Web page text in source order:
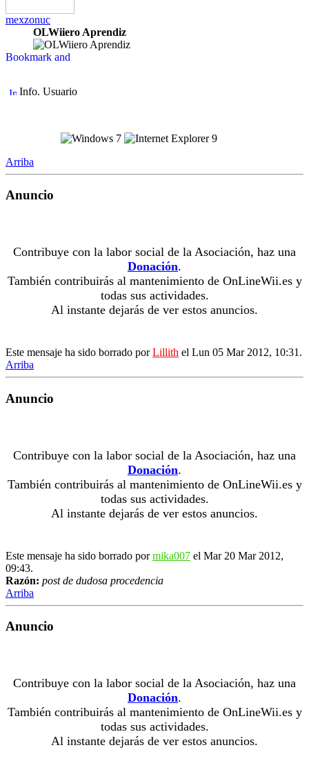
mexzonuc
OLWiiero Aprendiz
Info. Usuario
Arriba
Anuncio
Contribuye con la labor social de la Asociación, haz una
Donación.
También contribuirás al mantenimiento de OnLineWii.es y
todas sus actividades.
Al instante dejarás de ver estos anuncios.
Este mensaje ha sido borrado porLillith el Lun 05 Mar 2012, 10:31.
Arriba
Anuncio
Contribuye con la labor social de la Asociación, haz una
Donación.
También contribuirás al mantenimiento de OnLineWii.es y
todas sus actividades.
Al instante dejarás de ver estos anuncios.
Este mensaje ha sido borrado pormika007 el Mar 20 Mar 2012,
09:43.
Razón: post de dudosa procedencia
Arriba
Anuncio
Contribuye con la labor social de la Asociación, haz una
Donación.
También contribuirás al mantenimiento de OnLineWii.es y
todas sus actividades.
Al instante dejarás de ver estos anuncios.